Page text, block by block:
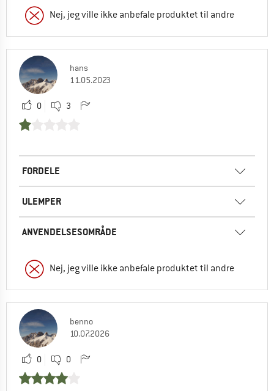
Nej, jeg ville ikke anbefale produktet til andre
hans
11.05.2023
0 3
FORDELE
ULEMPER
ANVENDELSESOMRÅDE
Nej, jeg ville ikke anbefale produktet til andre
benno
10.07.2026
0 0